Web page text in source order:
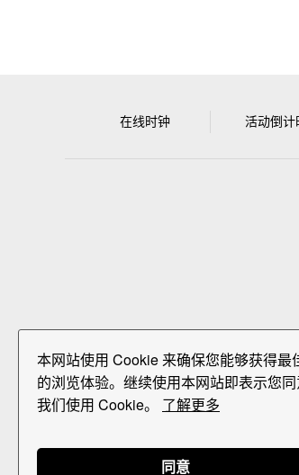
在线时钟 活动倒计
本网站使用 Cookie 来确保您能够获得最
的浏览体验。继续使用本网站即表示您
我们使用 Cookie。 了解更多
同意